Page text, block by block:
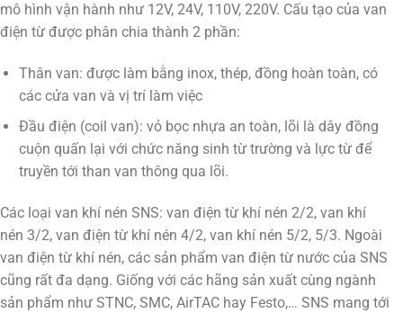
mô hình vận hành như 12V, 24V, 110V, 220V. Cấu tạo của van
điện từ được phân chia thành 2 phần:
Thân van: được làm bằng inox, thép, đồng hoàn toàn, có
các cửa van và vị trí làm việc
Đầu điện (coil van): vỏ bọc nhựa an toàn, lõi là dây đồng
cuộn quấn lại với chức năng sinh từ trường và lực từ để
truyền tới than van thông qua lõi.
Các loại van khí nén SNS: van điện từ khí nén 2/2, van khí
nén 3/2, van điện từ khí nén 4/2, van khí nén 5/2, 5/3. Ngoài
van điện từ khí nén, các sản phẩm van điện từ nước của SNS
cũng rất đa dạng. Giống với các hãng sản xuất cùng ngành
sản phẩm như STNC, SMC, AirTAC hay Festo,… SNS mang tới